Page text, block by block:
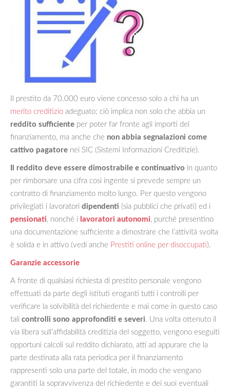
Il prestito da 70.000 euro viene concesso solo a chi ha un
merito creditizio adeguato; ciò implica non solo che abbia un
reddito sufficiente per poter far fronte agli importi del
finanziamento, ma anche che non abbia segnalazioni come
cattivo pagatore nei SIC (Sistemi Informazioni Creditizie).
Il reddito deve essere dimostrabile e continuativo in quanto
per rimborsare una cifra così ingente si prevede sempre un
contratto di finanziamento molto lungo. Per questo vengono
privilegiati i lavoratori dipendenti (sia pubblici che privati) ed i
pensionati, nonché i lavoratori autonomi, purché presentino
una documentazione sufficiente a dimostrare che l’attività svolta
è solida e in attivo (vedi anche Prestiti online per disoccupati).
Garanzie accessorie
A fronte di qualsiasi richiesta di prestito personale vengono
effettuati da parte degli istituti eroganti tutti i controlli per
verificare la solvibilità del richiedente e mai come in questo caso
tali controlli sono approfonditi e severi. Una volta ottenuto il
via libera sull’affidabilità creditizia del soggetto, vengono eseguiti
opportuni calcoli sul reddito dichiarato, atti ad appurare che la
parte destinata alla rata periodica per il finanziamento
rappresenti solo una parte del totale, in modo che vengano
garantiti la sopravvivenza del richiedente e dei suoi eventuali